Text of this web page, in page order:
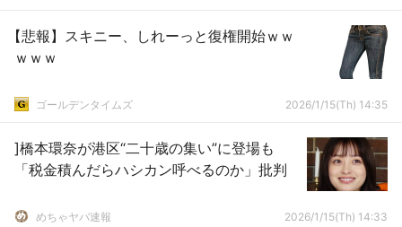
【悲報】スキニー、しれーっと復権開始ｗｗ
ｗｗｗ
ゴールデンタイムズ 2026/1/15(Th) 14:35
]橋本環奈が港区“二十歳の集い”に登場も
「税金積んだらハシカン呼べるのか」批判
めちゃヤバ速報 2026/1/15(Th) 14:33